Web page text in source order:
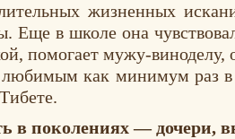
жизненных
Еще в школе она
помогает мужу-
как минимум раз в
в поколениях — дочери,